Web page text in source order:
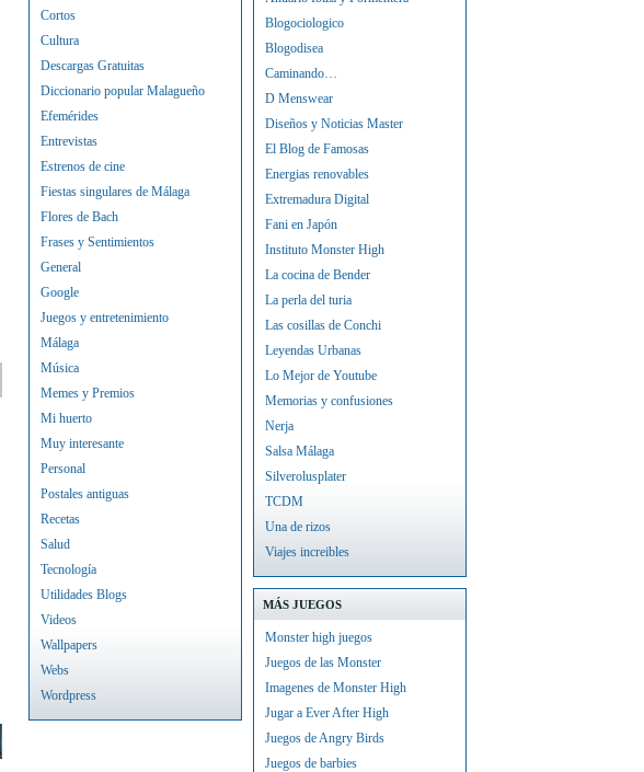
Cortos
Cultura
Descargas Gratuitas
Diccionario popular Malagueño
Efemérides
Entrevistas
Estrenos de cine
Fiestas singulares de Málaga
Flores de Bach
Frases y Sentimientos
General
Google
Juegos y entretenimiento
Málaga
Música
Memes y Premios
Mi huerto
Muy interesante
Personal
Postales antiguas
Recetas
Salud
Tecnología
Utilidades Blogs
Videos
Wallpapers
Webs
Wordpress
Blogociologico
Blogodisea
Caminando…
D Menswear
Diseños y Noticias Master
El Blog de Famosas
Energias renovables
Extremadura Digital
Fani en Japón
Instituto Monster High
La cocina de Bender
La perla del turia
Las cosillas de Conchi
Leyendas Urbanas
Lo Mejor de Youtube
Memorias y confusiones
Nerja
Salsa Málaga
Silverolusplater
TCDM
Una de rizos
Viajes increibles
MÁS JUEGOS
Monster high juegos
Juegos de las Monster
Imagenes de Monster High
Jugar a Ever After High
Juegos de Angry Birds
Juegos de barbies